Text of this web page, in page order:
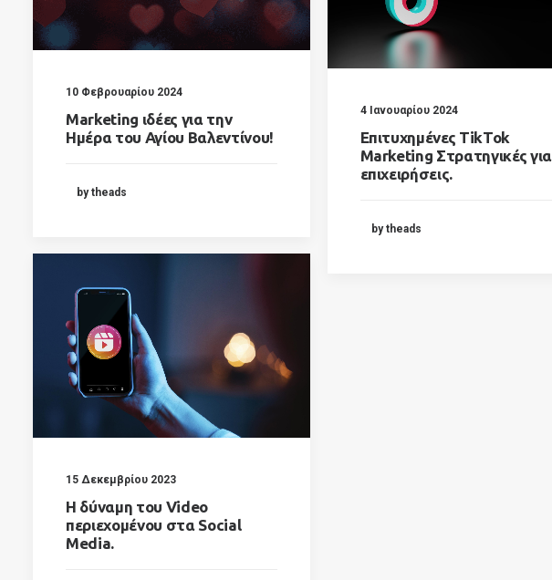
10 Φεβρουαρίου 2024
Marketing ιδέες για την
Ημέρα του Αγίου Βαλεντίνου!
by theads
4 Ιανουαρίου 2024
Επιτυχημένες TikTok
Marketing Στρατηγικές για
επιχειρήσεις.
by theads
15 Δεκεμβρίου 2023
Η δύναμη του Video
περιεχομένου στα Social
Media.